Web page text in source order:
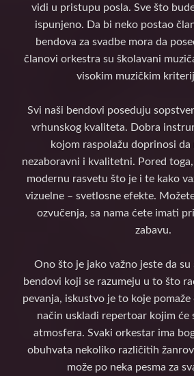
vidi u pristupu posla. Sve što
ispunjeno. Da bi neko postao
bendova za svadbe mora da
članovi orkestra su školavani
visokim muzičkim
Svi naši bendovi poseduju
vrhunskog kvaliteta. Dobra
kojom raspolažu doprinosi
nezaboravni i kvalitetni. Pored
modernu rasvetu što je i te kako
vizuelne – svetlosne efekte.
ozvučenja, sa nama ćete imati
zabavu.
Ono što je jako važno jeste da
bendovi koji se razumeju u to što
pevanja, iskustvo je to koje pomaže
način uskladi repertoar kojim će
atmosfera. Svaki orkestar ima
obuhvata nekoliko različitih
može po neka pesma za